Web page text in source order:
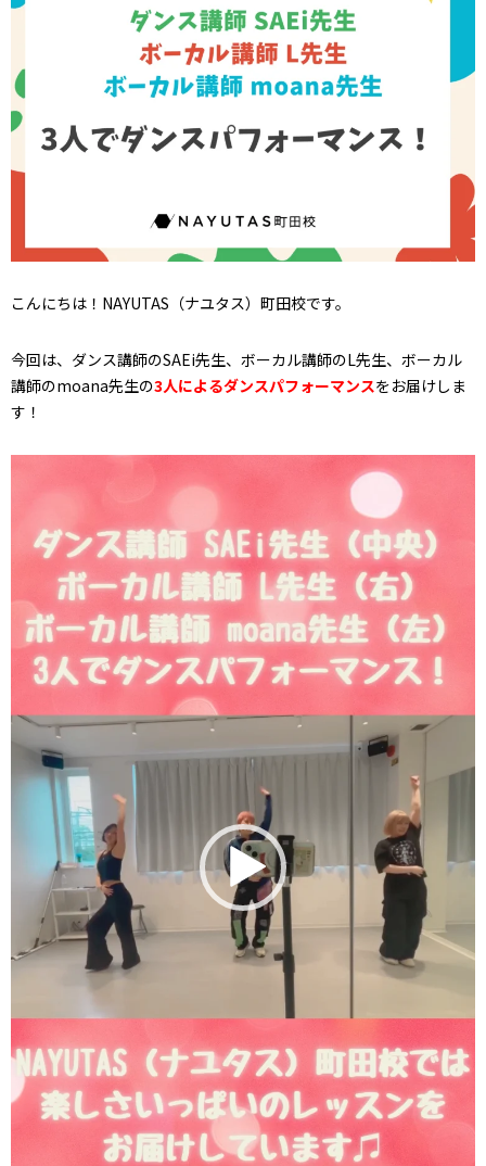
こんにちは！NAYUTAS（ナユタス）町田校です。
今回は、 ダンス講師のSAEi先生、 ボーカル講師のL先生、 ボーカル
講師のmoana先生の3人によるダンスパフォーマンスをお届けしま
す！
ヤ